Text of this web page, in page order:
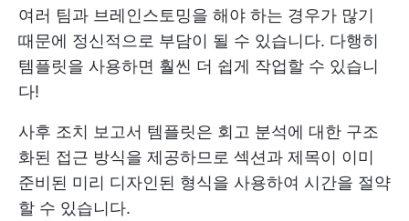
여러 팀과 브레인스토밍을 해야 하는 경우가 많기
때문에 정신적으로 부담이 될 수 있습니다. 다행히
템플릿을 사용하면 훨씬 더 쉽게 작업할 수 있습니
다!
사후 조치 보고서 템플릿은 회고 분석에 대한 구조
화된 접근 방식을 제공하므로 섹션과 제목이 이미
준비된 미리 디자인된 형식을 사용하여 시간을 절약
할 수 있습니다.